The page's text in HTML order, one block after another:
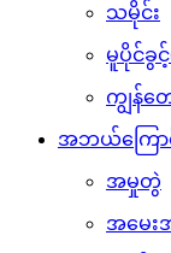
သမိုင်း
မူပိုင်ခွ
ကျွန်တ
အဘယ်ကြော
အမှုတွဲ
အမေးအ